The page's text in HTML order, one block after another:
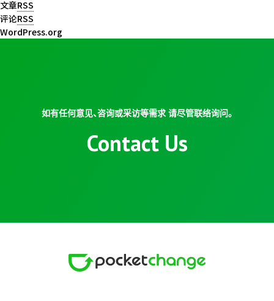
文章RSS
评论RSS
WordPress.org
如有任何意见、咨询或采访等需求 请尽管联络询问。
Contact Us